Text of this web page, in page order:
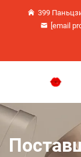
399
[email